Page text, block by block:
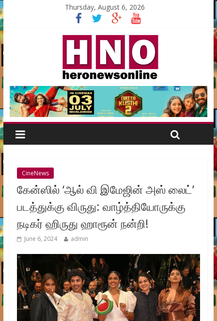
Thursday, August 6, 2026
CineNews
கேன்ஸில் ‘ஆல் வி இமேஜின் அஸ் லைட்’
படத்துக்கு விருது: வாழ்த்தியோருக்கு
நடிகர் ஹிருது ஹாரூன் நன்றி!
June 6, 2024 admin